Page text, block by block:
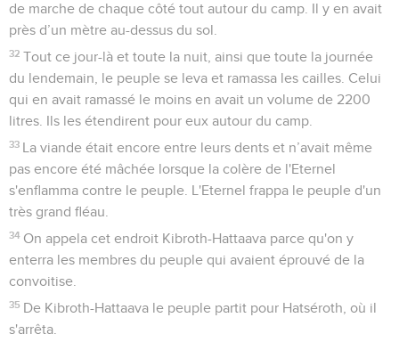
de marche de chaque côté tout autour du camp. Il y en avait
près d’un mètre au-dessus du sol.
32 Tout ce jour-là et toute la nuit, ainsi que toute la journée
du lendemain, le peuple se leva et ramassa les cailles. Celui
qui en avait ramassé le moins en avait un volume de 2200
litres. Ils les étendirent pour eux autour du camp.
33 La viande était encore entre leurs dents et n’avait même
pas encore été mâchée lorsque la colère de l'Eternel
s'enflamma contre le peuple. L'Eternel frappa le peuple d'un
très grand fléau.
34 On appela cet endroit Kibroth-Hattaava parce qu'on y
enterra les membres du peuple qui avaient éprouvé de la
convoitise.
35 De Kibroth-Hattaava le peuple partit pour Hatséroth, où il
s'arrêta.